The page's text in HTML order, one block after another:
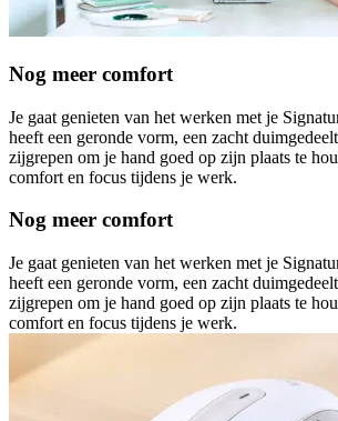
Nog meer comfort
Je gaat genieten van het werken met je
heeft een geronde vorm, een zacht
zijgrepen om je hand goed op zijn plaats te
comfort en focus tijdens je werk.
Nog meer comfort
Je gaat genieten van het werken met je
heeft een geronde vorm, een zacht
zijgrepen om je hand goed op zijn plaats te
comfort en focus tijdens je werk.